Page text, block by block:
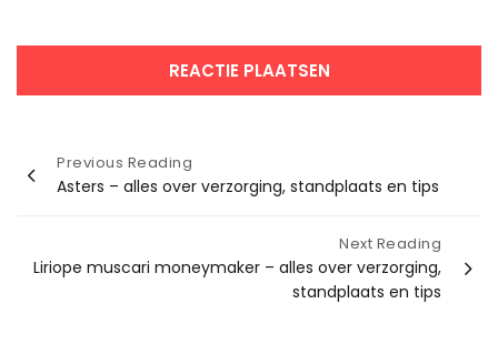
Bericht
navigatie
Previous Reading
Asters – alles over verzorging, standplaats en tips
Next Reading
Liriope muscari moneymaker – alles over verzorging,
standplaats en tips